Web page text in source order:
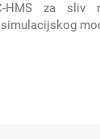
HMS za sliv